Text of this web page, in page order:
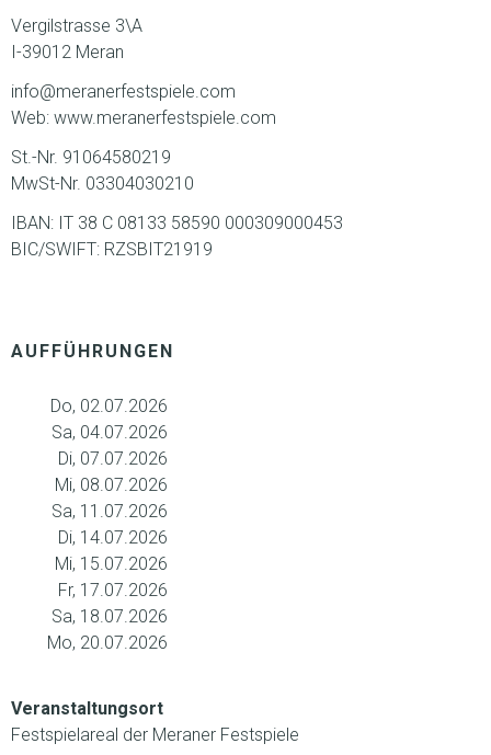
Vergilstrasse 3\A
I-39012 Meran
info@meranerfestspiele.com
Web: www.meranerfestspiele.com
St.-Nr. 91064580219
MwSt-Nr. 03304030210
IBAN: IT 38 C 08133 58590 000309000453
BIC/SWIFT: RZSBIT21919
AUFFÜHRUNGEN
Do, 02.07.2026
Sa, 04.07.2026
Di, 07.07.2026
Mi, 08.07.2026
Sa, 11.07.2026
Di, 14.07.2026
Mi, 15.07.2026
Fr, 17.07.2026
Sa, 18.07.2026
Mo, 20.07.2026
Veranstaltungsort
Festspielareal der Meraner Festspiele